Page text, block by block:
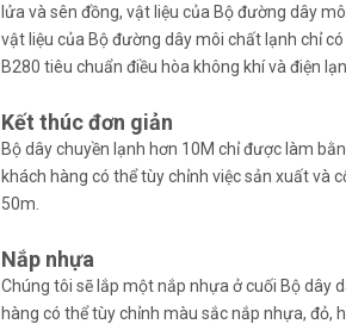
lửa và sên đồng, vật liệu của Bộ đường dây
vật liệu của Bộ đường dây môi chất lạnh chỉ
B280 tiêu chuẩn điều hòa không khí và điện
Kết thúc đơn giản
Bộ dây chuyền lạnh hơn 10M chỉ được làm
khách hàng có thể tùy chỉnh việc sản xuất và
50m.
Nắp nhựa
Chúng tôi sẽ lắp một nắp nhựa ở cuối Bộ dây
hàng có thể tùy chỉnh màu sắc nắp nhựa, đỏ,